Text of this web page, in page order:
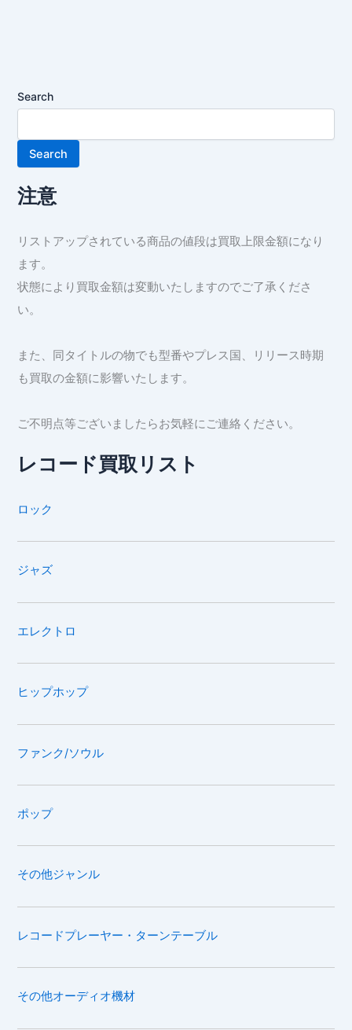
Search
Search
注意
リストアップされている商品の値段は買取上限金額になり
ます。
状態により買取金額は変動いたしますのでご了承くださ
い。
また、同タイトルの物でも型番やプレス国、リリース時期
も買取の金額に影響いたします。
ご不明点等ございましたらお気軽にご連絡ください。
レコード買取リスト
ロック
ジャズ
エレクトロ
ヒップホップ
ファンク/ソウル
ポップ
その他ジャンル
レコードプレーヤー・ターンテーブル
その他オーディオ機材